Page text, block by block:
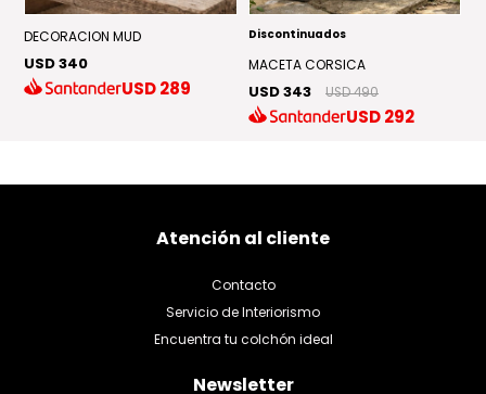
DECORACION MUD
USD 340
USD289
Discontinuados
MACETA CORSICA
USD 343 USD 490
USD292
Atención al cliente
Contacto
Servicio de Interiorismo
Encuentra tu colchón ideal
Newsletter